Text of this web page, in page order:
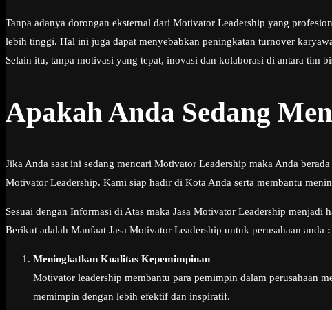
Tanpa adanya dorongan eksternal dari Motivator Leadership yang
lebih tinggi. Hal ini juga dapat menyebabkan peningkatan turnover
Selain itu, tanpa motivasi yang tepat, inovasi dan kolaborasi di antara tim
Apakah Anda Sedang
Jika Anda saat ini sedang mencari Motivator Leadership maka Anda
Motivator Leadership. Kami siap hadir di Kota Anda serta membantu
Sesuai dengan Informasi di Atas maka Jasa Motivator Leadership
Berikut adalah Manfaat Jasa Motivator Leadership untuk perusahaan anda :
Meningkatkan Kualitas Kepemimpinan
Motivator leadership membantu para pemimpin dalam perusahaan
memimpin dengan lebih efektif dan inspiratif.